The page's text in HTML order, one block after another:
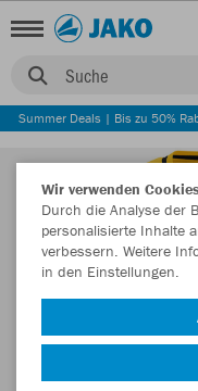
Suche
Summer Deals | Bis zu 50%
Wir verwenden
Durch die Analyse der
personalisierte Inhalte
verbessern. Weitere
in den Einstellungen.